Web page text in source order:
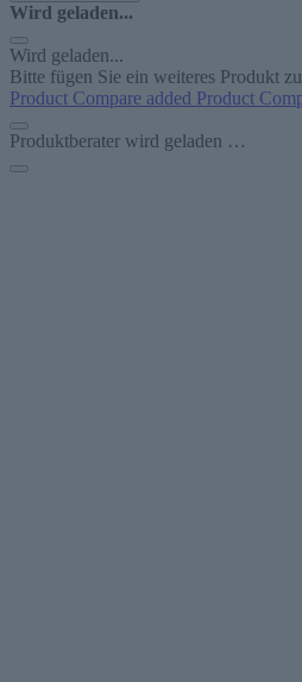
Wird geladen...
Wird geladen...
Bitte fügen Sie ein weiteres Produkt
Product Compare added Product
Produktberater wird geladen …